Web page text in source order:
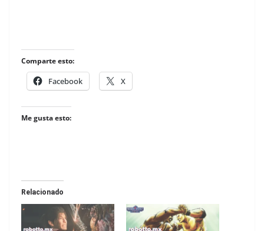
Comparte esto:
Facebook X
Me gusta esto:
Relacionado